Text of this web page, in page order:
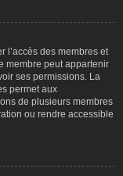
l’accès des membres et
membre peut appartenir
ses permissions. La
permet aux
de plusieurs membres
ou rendre accessible